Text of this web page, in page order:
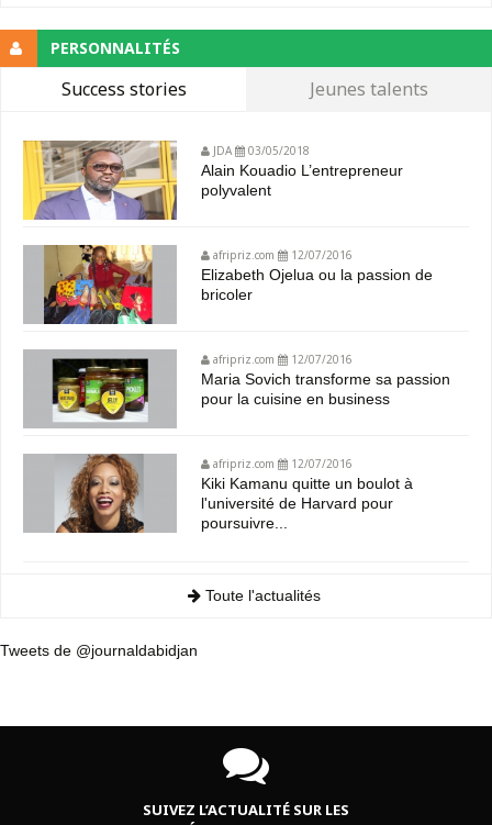
PERSONNALITÉS
Success stories Jeunes talents
JDA 03/05/2018
Alain Kouadio L’entrepreneur
polyvalent
afripriz.com 12/07/2016
Elizabeth Ojelua ou la passion de
bricoler
afripriz.com 12/07/2016
Maria Sovich transforme sa passion
pour la cuisine en business
afripriz.com 12/07/2016
Kiki Kamanu quitte un boulot à
l'université de Harvard pour
poursuivre...
Toute l'actualités
Tweets de @journaldabidjan
SUIVEZ L’ACTUALITÉ SUR LES